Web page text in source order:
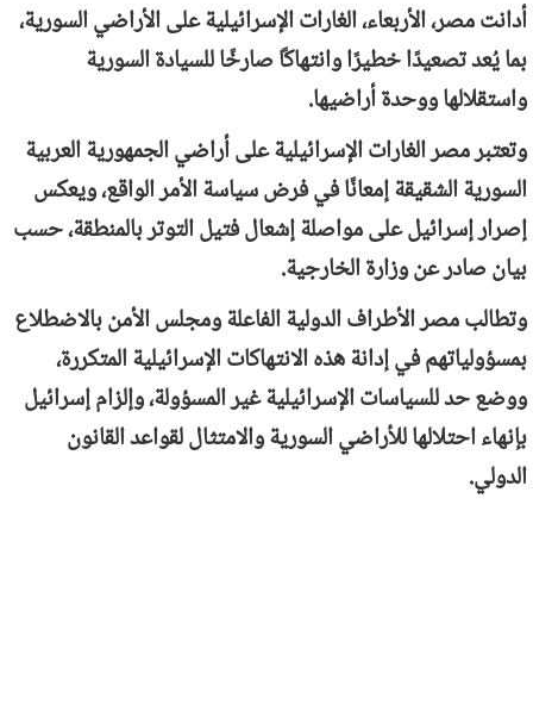
أدانت مصر، الأربعاء، الغارات الإسرائيلية على الأراضي السورية،
بما يُعد تصعيدًا خطيرًا وانتهاكًا صارخًا للسيادة السورية
واستقلالها ووحدة أراضيها.
وتعتبر مصر الغارات الإسرائيلية على أراضي الجمهورية العربية
السورية الشقيقة إمعانًا في فرض سياسة الأمر الواقع، ويعكس
إصرار إسرائيل على مواصلة إشعال فتيل التوتر بالمنطقة، حسب
بيان صادر عن وزارة الخارجية.
وتطالب مصر الأطراف الدولية الفاعلة ومجلس الأمن بالاضطلاع
بمسؤولياتهم في إدانة هذه الانتهاكات الإسرائيلية المتكررة،
ووضع حد للسياسات الإسرائيلية غير المسؤولة، وإلزام إسرائيل
بإنهاء احتلالها للأراضي السورية والامتثال لقواعد القانون
الدولي.